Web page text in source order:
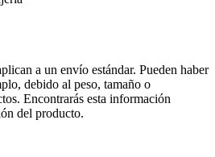
a un envío estándar. Pueden haber
debido al peso, tamaño o
Encontrarás esta información
del producto.